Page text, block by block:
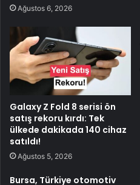
Ağustos 6, 2026
Galaxy Z Fold 8 serisi ön
satış rekoru kırdı: Tek
ülkede dakikada 140 cihaz
satıldı!
Ağustos 5, 2026
Bursa, Türkiye otomotiv